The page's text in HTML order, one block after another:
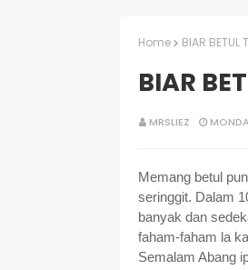
Home BIAR BETUL
BIAR
MRSLIEZ
Memang betul
seringgit. Dalam
banyak dan
faham-faham la
Semalam Abang